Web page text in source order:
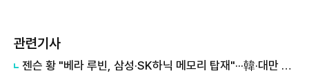
관련기사
젠슨 황 "베라 루빈, 삼성·SK하닉 메모리 탑재"···韓·대만 줄타기 영리한 행보